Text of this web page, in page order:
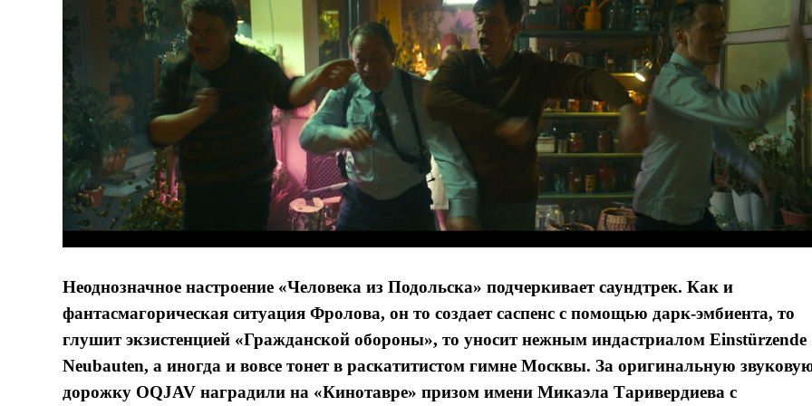
Неоднозначное настроение «Человека из Подольска» подчеркивает саундтрек. Как и
фантасмагорическая ситуация Фролова, он то создает саспенс с помощью дарк-эмбиента, то
глушит экзистенцией «Гражданской обороны», то уносит нежным индастриалом Einstürzende
Neubauten, а иногда и вовсе тонет в раскатитистом гимне Москвы. За оригинальную
дорожку OQJAV наградили на «Кинотавре» призом имени Микаэла Таривердиева с